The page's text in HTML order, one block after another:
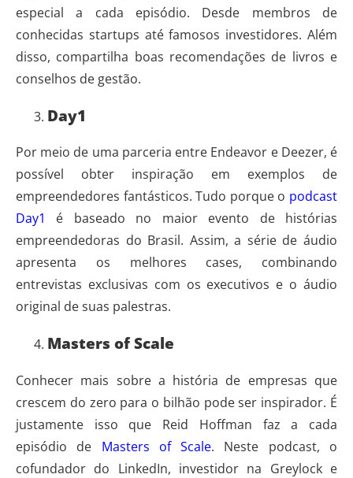
especial a cada episódio. Desde membros de
conhecidas startups até famosos investidores. Além
disso, compartilha boas recomendações de livros e
conselhos de gestão.
Day1
Por meio de uma parceria entre Endeavor e Deezer, é
possível obter inspiração em exemplos de
empreendedores fantásticos. Tudo porque o podcast
Day1
é baseado no maior evento de histórias
empreendedoras do Brasil. Assim, a série de áudio
apresenta os melhores cases, combinando
entrevistas exclusivas com os executivos e o áudio
original de suas palestras.
Masters of Scale
Conhecer mais sobre a história de empresas que
crescem do zero para o bilhão pode ser inspirador. É
justamente isso que Reid Hoffman faz a cada
episódio de Masters of Scale. Neste podcast, o
cofundador do LinkedIn, investidor na Greylock e